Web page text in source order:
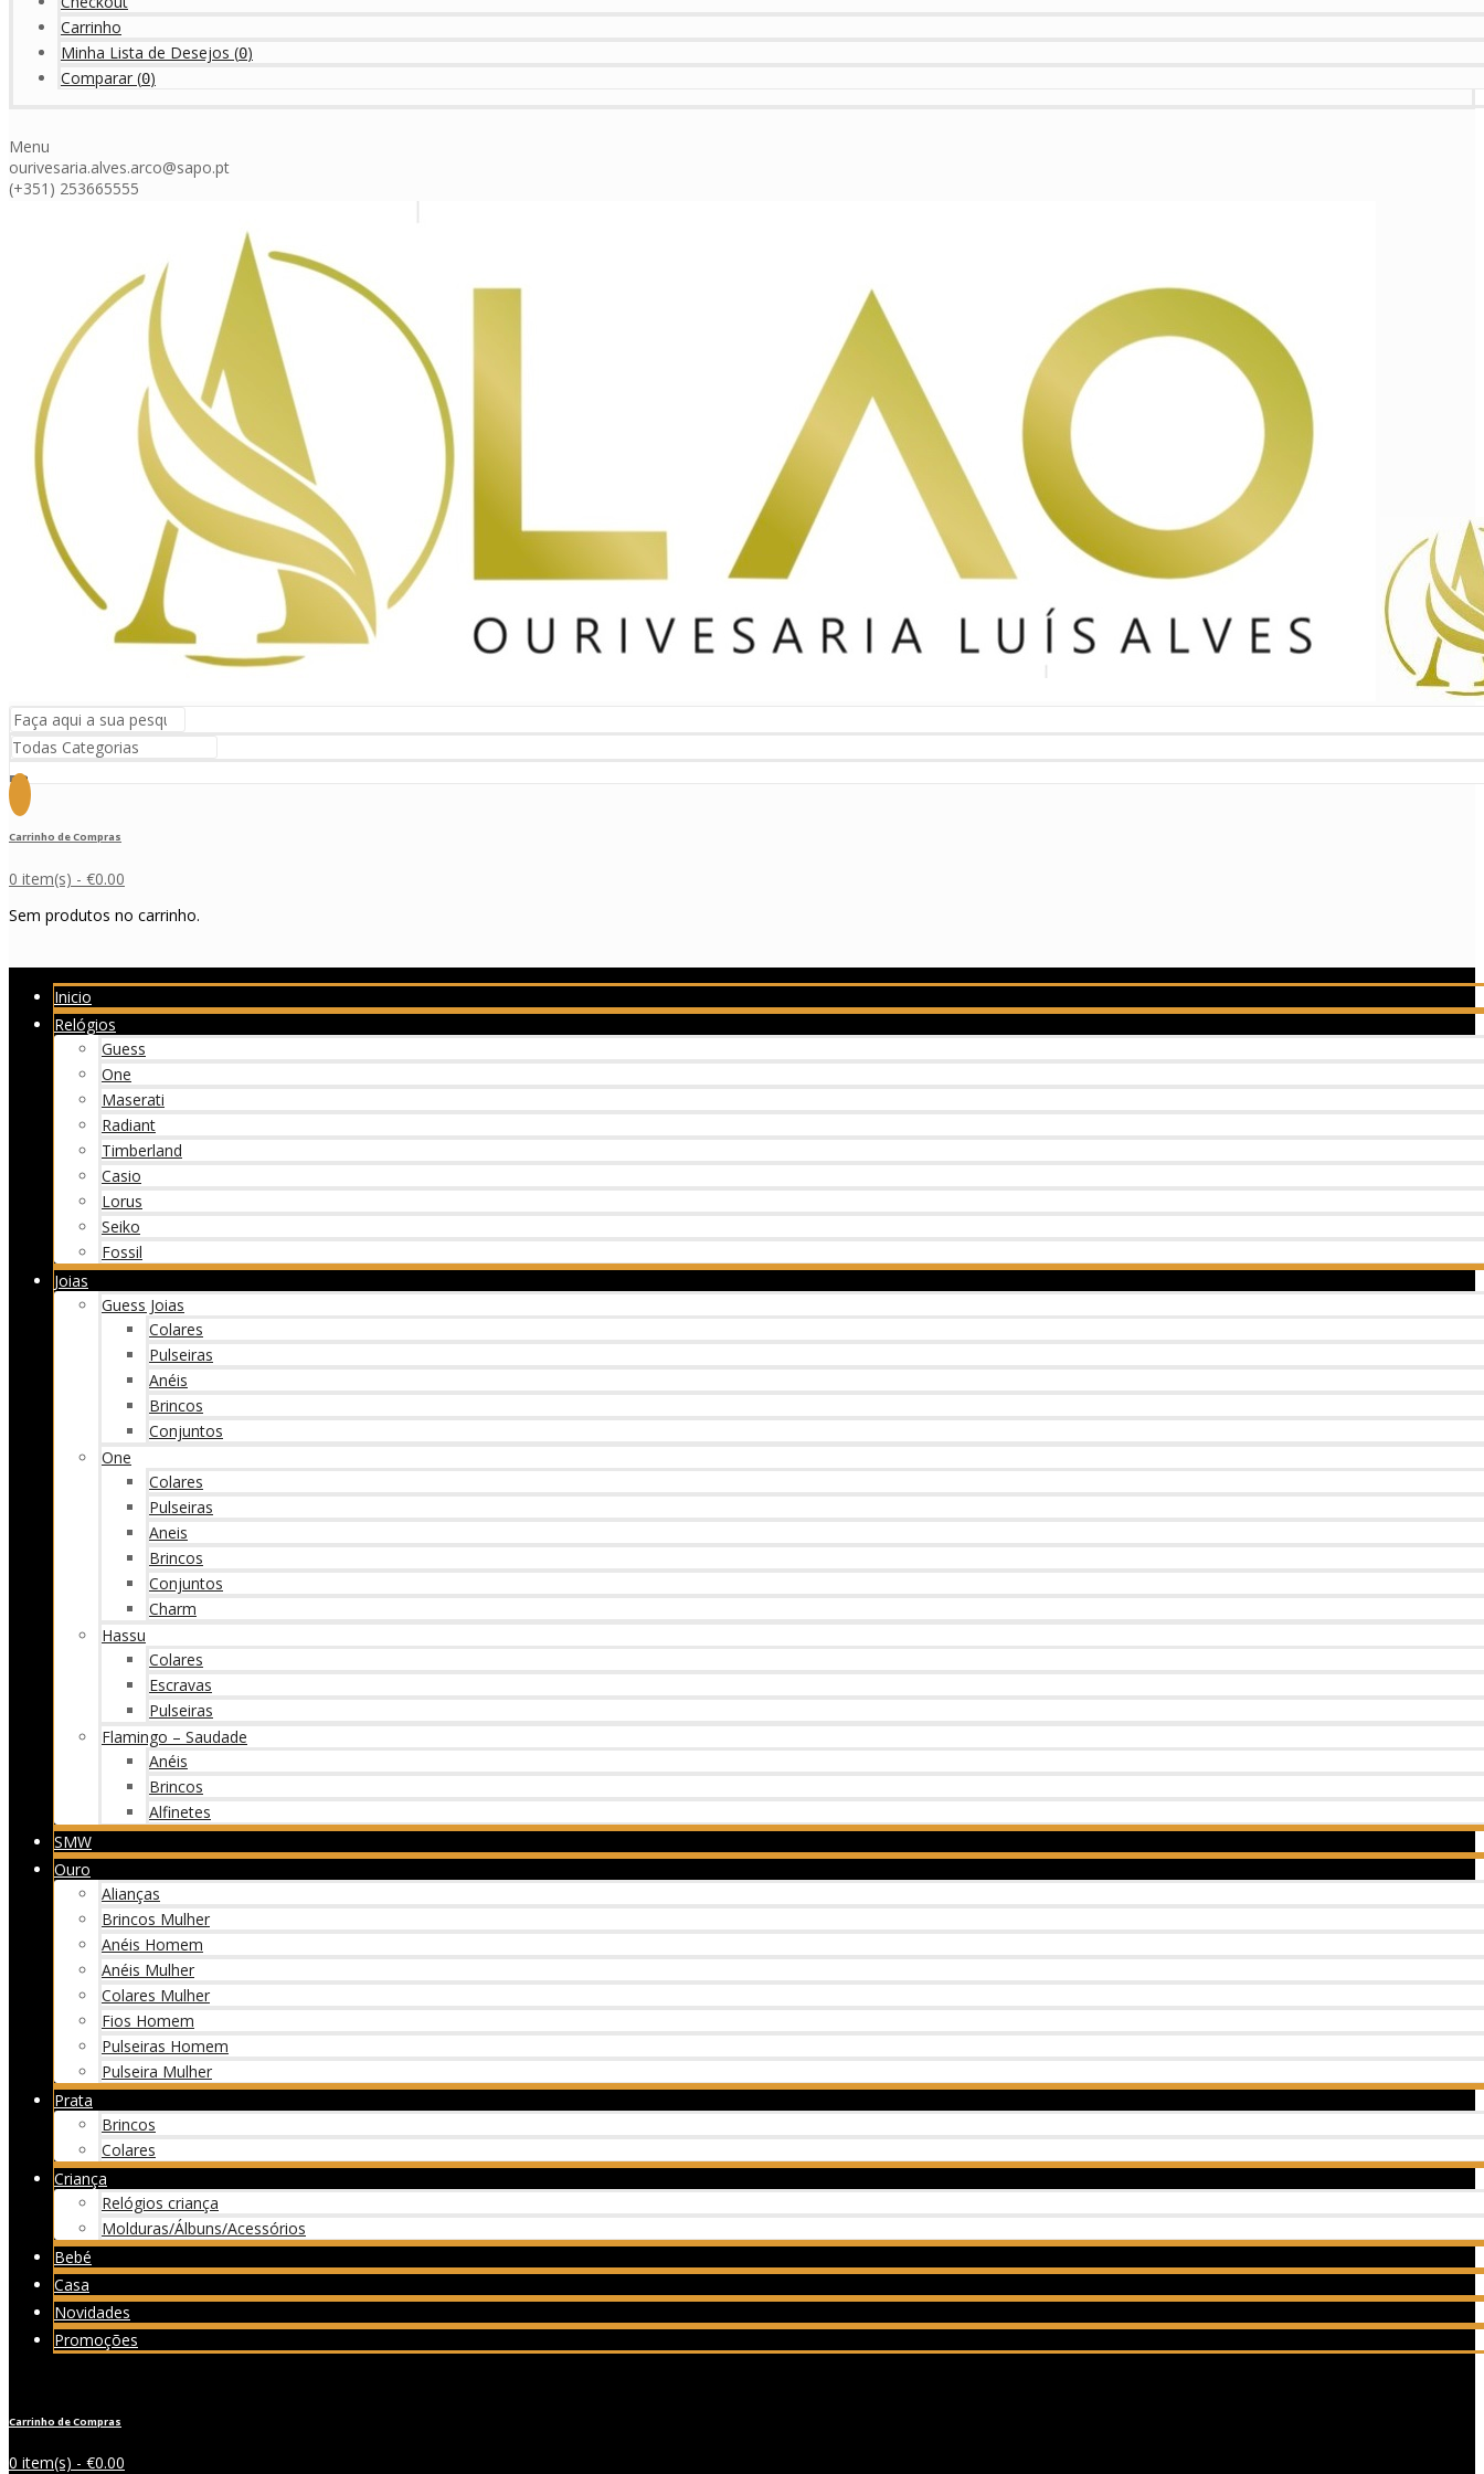
Carrinho
Minha Lista de Desejos (0)
Comparar (0)
Menu
ourivesaria.alves.arco@sapo.pt
(+351) 253665555
Carrinho de Compras
0 item(s) - €0.00
Sem produtos no carrinho.
Inicio
Relógios
Guess
One
Maserati
Radiant
Timberland
Casio
Lorus
Seiko
Fossil
Joias
Guess Joias
Colares
Pulseiras
Anéis
Brincos
Conjuntos
One
Colares
Pulseiras
Aneis
Brincos
Conjuntos
Charm
Hassu
Colares
Escravas
Pulseiras
Flamingo – Saudade
Anéis
Brincos
Alfinetes
SMW
Ouro
Alianças
Brincos Mulher
Anéis Homem
Anéis Mulher
Colares Mulher
Fios Homem
Pulseiras Homem
Pulseira Mulher
Prata
Brincos
Colares
Criança
Relógios criança
Molduras/Álbuns/Acessórios
Bebé
Casa
Novidades
Promoções
Carrinho de Compras
0 item(s) - €0.00